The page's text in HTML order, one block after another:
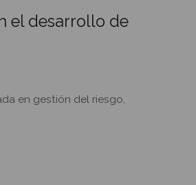
el desarrollo de
en gestión del riesgo,